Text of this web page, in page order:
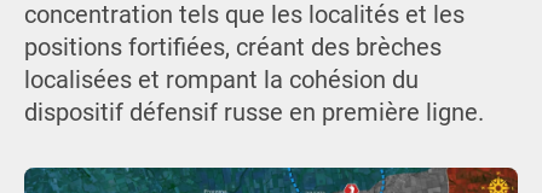
concentration tels que les localités et les
positions fortifiées, créant des brèches
localisées et rompant la cohésion du
dispositif défensif russe en première ligne.